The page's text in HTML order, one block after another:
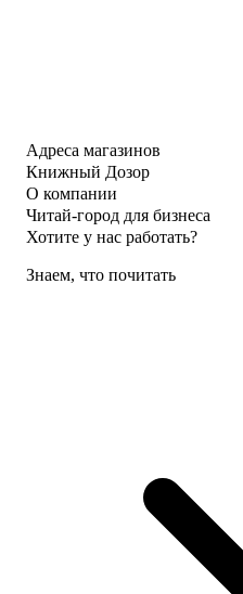
Адреса магазинов
Книжный Дозор
О компании
Читай-город для бизнеса
Хотите у нас работать?
Знаем, что почитать